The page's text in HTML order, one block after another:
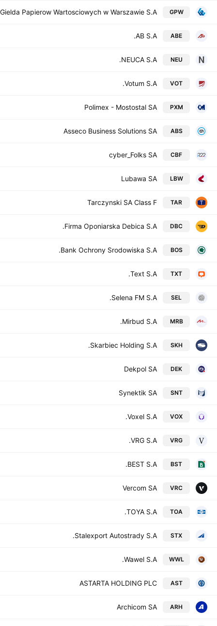
GPW
Gielda Papierow Wartosciowych w Warszawie S.A.
ABE
AB S.A.
NEU
NEUCA S.A.
VOT
Votum S.A.
PXM
Polimex - Mostostal SA
ABS
Asseco Business Solutions SA
CBF
cyber_Folks SA
LBW
Lubawa SA
TAR
Tarczynski SA Class F
DBC
Firma Oponiarska Debica S.A.
BOS
Bank Ochrony Srodowiska S.A.
TXT
Text S.A.
SEL
Selena FM S.A.
MRB
Mirbud S.A.
SKH
Skarbiec Holding S.A.
DEK
Dekpol SA
SNT
Synektik SA
VOX
Voxel S.A.
VRG
VRG S.A.
BST
BEST S.A.
VRC
Vercom SA
TOA
TOYA S.A.
STX
Stalexport Autostrady S.A.
WWL
Wawel S.A.
AST
ASTARTA HOLDING PLC
ARH
Archicom SA